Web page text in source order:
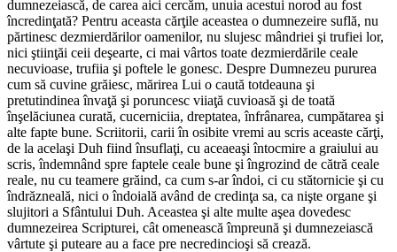
dumnezeiască, de carea aici cercăm, unuia acestui norod au fost
încredinţată? Pentru aceasta cărţile aceastea o dumnezeire suflă, nu
părtinesc dezmierdărilor oamenilor, nu slujesc mândriei şi trufiei lor,
nici ştiinţăi ceii deşearte, ci mai vârtos toate dezmierdările ceale
necuvioase, trufiia şi poftele le gonesc. Despre Dumnezeu pururea
cum să cuvine grăiesc, mărirea Lui o caută totdeauna şi
pretutindinea învaţă şi poruncesc viiaţă cuvioasă şi de toată
înşelăciunea curată, cucerniciia, dreptatea, înfrânarea, cumpătarea şi
alte fapte bune. Scriitorii, carii în osibite vremi au scris aceaste cărţi,
de la acelaşi Duh fiind însuflaţi, cu aceaeaşi întocmire a graiului au
scris, îndemnând spre faptele ceale bune şi îngrozind de cătră ceale
reale, nu cu teamere grăind, ca cum s-ar îndoi, ci cu stătornicie şi cu
îndrăzneală, nici o îndoială având de credinţa sa, ca nişte organe şi
slujitori a Sfântului Duh. Aceastea şi alte multe aşea dovedesc
dumnezeirea Scripturei, cât omenească împreună şi dumnezeiască
vârtute şi puteare au a face pre necredincioşi să crează.